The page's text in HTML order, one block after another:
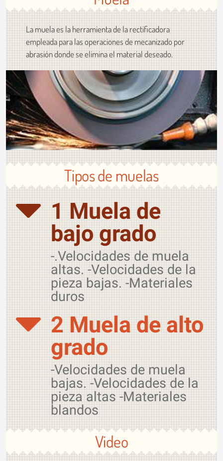
La muela es la herramienta de la rectificadora
empleada para las operaciones de mecanizado por
abrasión donde se elimina el material deseado.
Tipos de muelas
1 Muela de
bajo grado
-.Velocidades de muela
altas. -Velocidades de la
pieza bajas. -Materiales
duros
2 Muela de alto
grado
-Velocidades de muela
bajas. -Velocidades de la
pieza altas -Materiales
blandos
Video